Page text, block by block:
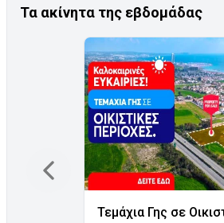
Τα ακίνητα της εβδομάδας
Τεμάχια Γης σε